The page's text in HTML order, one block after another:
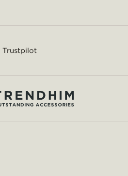
Trustpilot